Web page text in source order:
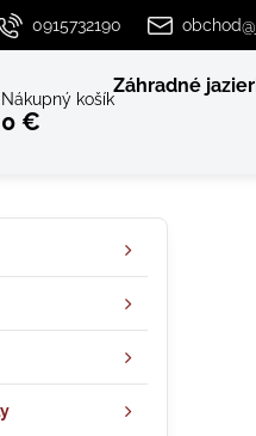
0915732190
Nákupný košík
0 €
Záhradné